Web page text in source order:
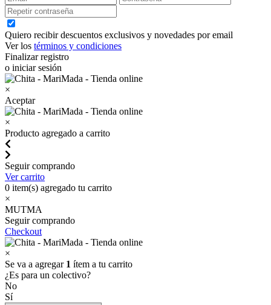
Quiero recibir descuentos exclusivos y novedades por email
Ver los términos y condiciones
Finalizar registro
o iniciar sesión
×
Aceptar
×
Producto agregado a carrito
Seguir comprando
Ver carrito
0 item(s) agregado tu carrito
×
MUTMA
Seguir comprando
Checkout
×
Se va a agregar 1 ítem a tu carrito
¿Es para un colectivo?
No
Sí